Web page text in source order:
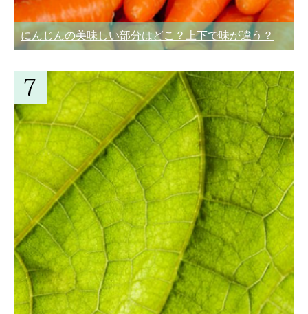
にんじんの美味しい部分はどこ？上下で味が違う？